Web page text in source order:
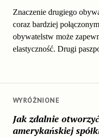
WYRÓŻNIONE
Jak zdalnie
amerykańskiej
Znaczenie drugiego
coraz bardziej
obywatelstw może
elastyczność. Drugi